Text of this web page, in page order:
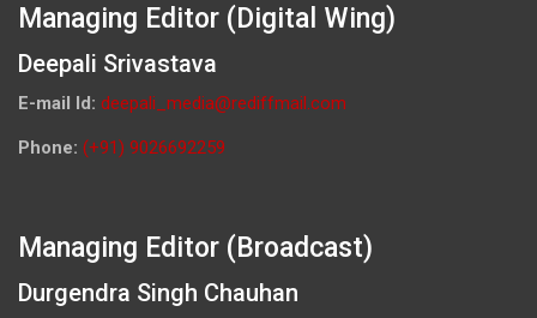
Managing Editor (Digital Wing)
Deepali Srivastava
E-mail Id: deepali_media@rediffmail.com
Phone: (+91) 9026692259
Managing Editor (Broadcast)
Durgendra Singh Chauhan